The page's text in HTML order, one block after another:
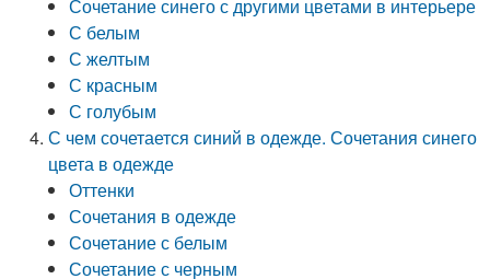
Сочетание синего с другими цветами в интерьере
С белым
С желтым
С красным
С голубым
С чем сочетается синий в одежде. Сочетания синего
цвета в одежде
Оттенки
Сочетания в одежде
Сочетание с белым
Сочетание с черным